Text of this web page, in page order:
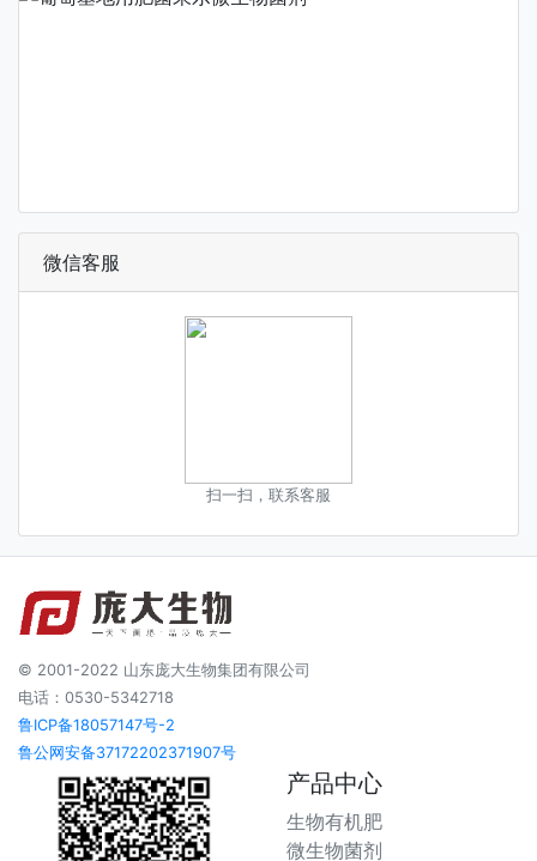
微信客服
扫一扫，联系客服
© 2001-2022 山东庞大生物集团有限公司
电话：0530-5342718
鲁ICP备18057147号-2
鲁公网安备37172202371907号
产品中心
生物有机肥
微生物菌剂